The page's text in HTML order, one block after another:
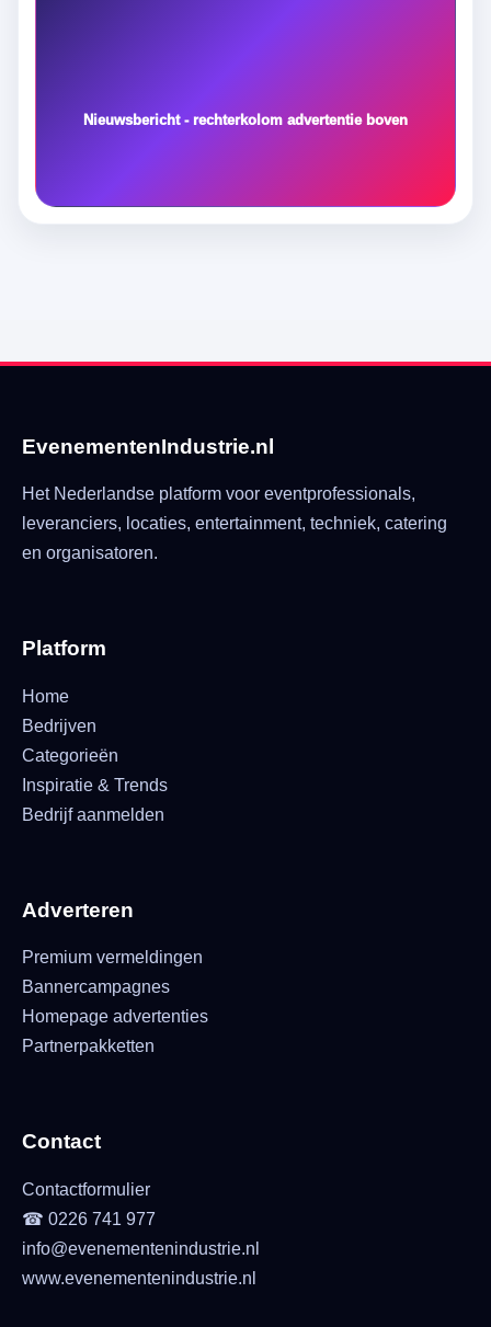
Nieuwsbericht - rechterkolom advertentie boven
EvenementenIndustrie.nl
Het Nederlandse platform voor eventprofessionals,
leveranciers, locaties, entertainment, techniek, catering
en organisatoren.
Platform
Home
Bedrijven
Categorieën
Inspiratie & Trends
Bedrijf aanmelden
Adverteren
Premium vermeldingen
Bannercampagnes
Homepage advertenties
Partnerpakketten
Contact
Contactformulier
☎ 0226 741 977
info@evenementenindustrie.nl
www.evenementenindustrie.nl